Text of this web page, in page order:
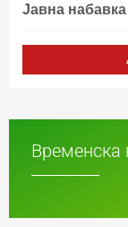
Јавна
Временска